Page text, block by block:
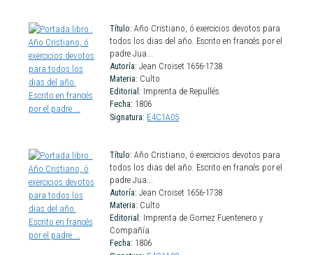
Título: Año Cristiano, ó exercicios devotos para
todos los dias del año. Escrito en francés por el
padre Jua...
Autoría: Jean Croiset 1656-1738
Materia: Culto
Editorial: Imprenta de Repullés
Fecha: 1806
Signatura: E4C1A05
Título: Año Cristiano, ó exercicios devotos para
todos los dias del año. Escrito en francés por el
padre Jua...
Autoría: Jean Croiset 1656-1738
Materia: Culto
Editorial: Imprenta de Gomez Fuentenero y
Compañía
Fecha: 1806